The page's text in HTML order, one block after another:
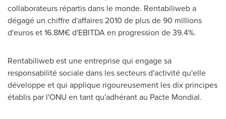
collaborateurs répartis dans le monde. Rentabiliweb a
dégagé un chiffre d'affaires 2010 de plus de 90 millions
d'euros et 16.8M€ d'EBITDA en progression de 39.4%.
Rentabiliweb est une entreprise qui engage sa
responsabilité sociale dans les secteurs d'activité qu'elle
développe et qui applique rigoureusement les dix principes
établis par l'ONU en tant qu'adhérant au Pacte Mondial.